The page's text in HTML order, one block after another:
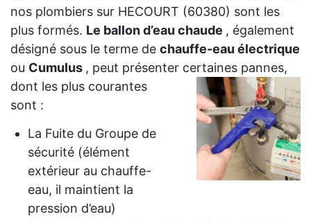
nos plombiers sur HECOURT (60380) sont les
plus formés. Le ballon d’eau chaude , également
désigné sous le terme de chauffe-eau électrique
ou Cumulus , peut présenter certaines pannes,
dont les plus courantes
sont :
La Fuite du Groupe de
sécurité (élément
extérieur au chauffe-
eau, il maintient la
pression d’eau)